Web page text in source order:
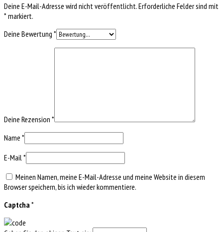
Deine E-Mail-Adresse wird nicht veröffentlicht.Erforderliche Felder sind mit
*markiert.
Deine Bewertung *
Deine Rezension *
Name *
E-Mail *
Meinen Namen, meine E-Mail-Adresse und meine Website in diesem
Browser speichern, bis ich wieder kommentiere.
Captcha *